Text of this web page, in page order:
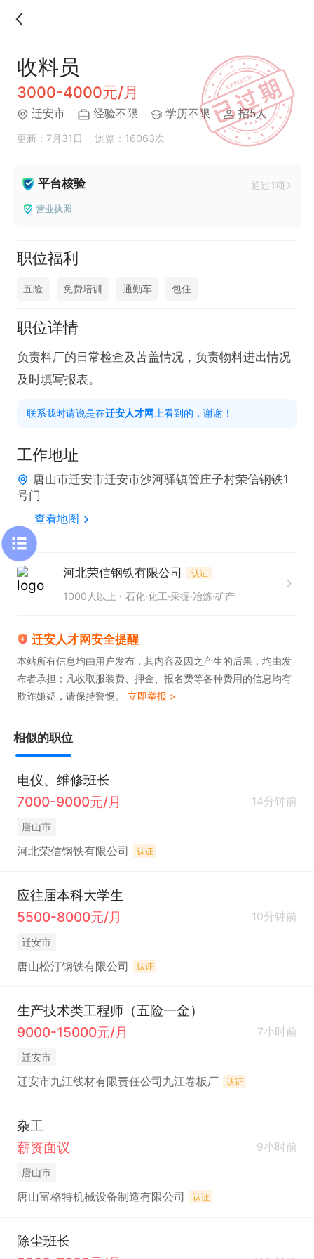
收料员
3000-4000元/月
迁安市 经验不限 学历不限 招5人
更新：7月31日 浏览：16063次
平台核验 通过1项
营业执照
职位福利
五险 免费培训 通勤车 包住
职位详情
负责料厂的日常检查及苫盖情况，负责物料进出情况
及时填写报表。
联系我时请说是在迁安人才网 上看到的，谢谢！
工作地址
唐山市迁安市迁安市沙河驿镇管庄子村荣信钢铁1
号门
查看地图
河北荣信钢铁有限公司 认证
1000人以上 石化·化工·采掘·冶炼·矿产
迁安人才网安全提醒
本站所有信息均由用户发布，其内容及因之产生的后果，均由发
布者承担；凡收取服装费、押金、报名费等各种费用的信息均有
欺诈嫌疑，请保持警惕。 立即举报 >
相似的职位
电仪、维修班长
7000-9000元/月
14分钟前
唐山市
河北荣信钢铁有限公司 认证
应往届本科大学生
5500-8000元/月
10分钟前
迁安市
唐山松汀钢铁有限公司 认证
生产技术类工程师（五险一金）
9000-15000元/月
7小时前
迁安市
迁安市九江线材有限责任公司九江卷板厂 认证
杂工
薪资面议
9小时前
唐山市
唐山富格特机械设备制造有限公司 认证
除尘班长